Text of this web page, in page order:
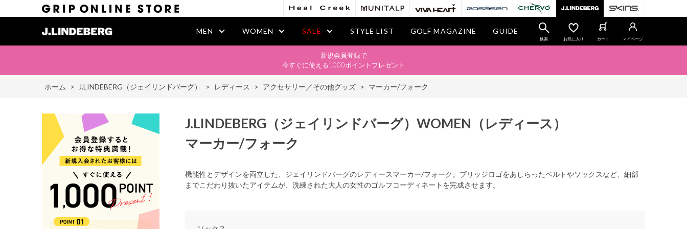
MEN WOMEN SALE STYLE LIST GOLF MAGAZINE GUIDE
検索 お気に入り カート マイページ
新規会員登録で
今すぐに使える1000ポイントプレゼント
ホーム > J.LINDEBERG（ジェイリンドバーグ） > レディース > アクセサリー／その他グッズ > マーカー/フォーク
マーカー/フォーク
J.LINDEBERG （ジェイリンドバーグ） WOMEN （レディース）
機能性とデザインを両立した、ジェイリンドバーグのレディースマーカー/フォーク。ブリッジロゴをあしらったベルトやソックスなど、細部
までこだわり抜いたアイテムが、洗練された大人の女性のゴルフコーディネートを完成させます。